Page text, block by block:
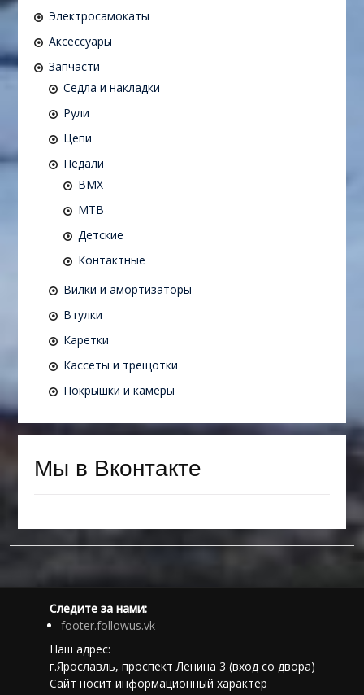
Электросамокаты
Аксессуары
Запчасти
Седла и накладки
Рули
Цепи
Педали
BMX
MTB
Детские
Контактные
Вилки и амортизаторы
Втулки
Каретки
Кассеты и трещотки
Покрышки и камеры
Мы в Вконтакте
Следите за нами:
footer.followus.vk
Наш адрес:
г.Ярославль, проспект Ленина 3 (вход со двора)
Сайт носит информационный характер